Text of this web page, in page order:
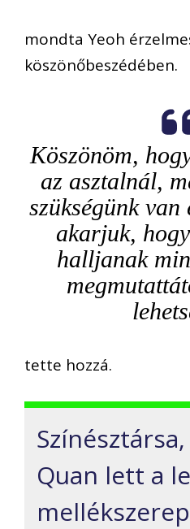
mondta Yeoh
köszönőbeszédében.
Köszönöm,
az asztalnál,
szükségünk
akarjuk,
halljanak
tette hozzá.
Quan lett a